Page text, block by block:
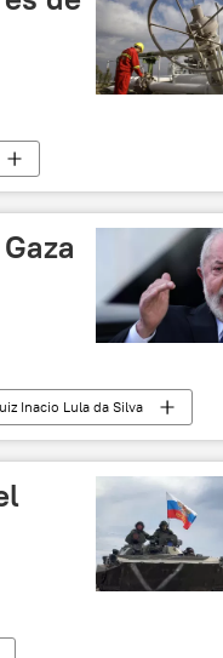
Portugal
Inacio Lula da Silva